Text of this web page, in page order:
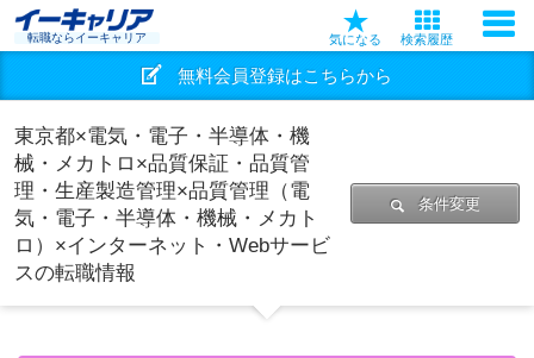
転職ならイーキャリア 気になる 検索履歴
無料会員登録はこちらから
東京都×電気・電子・半導体・機
械・メカトロ×品質保証・品質管
理・生産製造管理×品質管理（電
気・電子・半導体・機械・メカト
ロ）×インターネット・Webサービ
スの転職情報
条件変更